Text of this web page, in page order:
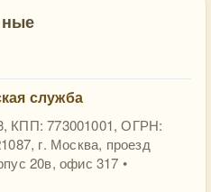
служба
КПП: 773001001, ОГРН:
г. Москва, проезд
20в, офис 317 •